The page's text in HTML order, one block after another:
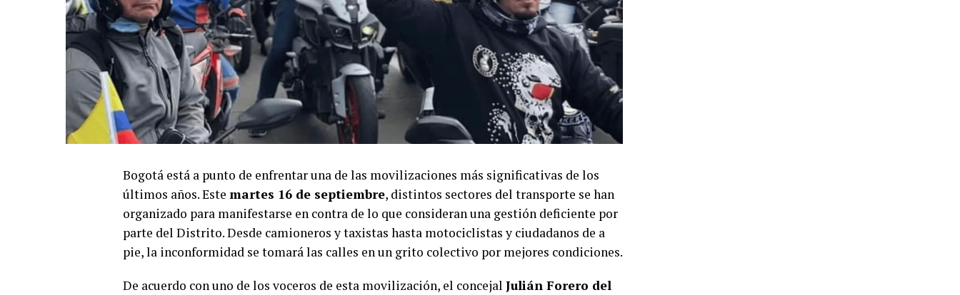
Bogotá está a punto de enfrentar una de las movilizaciones más significativas de los
últimos años. Este martes 16 de septiembre, distintos sectores del transporte se han
organizado para manifestarse en contra de lo que consideran una gestión deficiente por
parte del Distrito. Desde camioneros y taxistas hasta motociclistas y ciudadanos de a
pie, la inconformidad se tomará las calles en un grito colectivo por mejores condiciones.
De acuerdo con uno de los voceros de esta movilización, el concejal Julián Forero del